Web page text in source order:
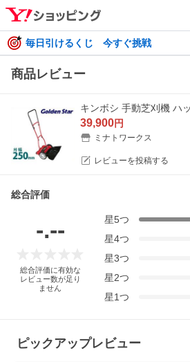
毎日引けるくじ 今すぐ挑戦
商品レビュー
39,900円
ミナトワークス
レビューを投稿する
総合評価
-.--
総合評価に有効な
レビュー数が足り
ません
星5つ
星4つ
星3つ
星2つ
星1つ
ピックアップレビュー